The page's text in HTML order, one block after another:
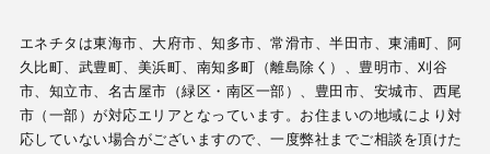
エネチタは東海市、大府市、知多市、常滑市、半田市、東浦町、阿
久比町、武豊町、美浜町、南知多町（離島除く）、豊明市、刈谷
市、知立市、名古屋市（緑区・南区一部）、豊田市、安城市、西尾
市（一部）が対応エリアとなっています。お住まいの地域により対
応していない場合がございますので、一度弊社までご相談を頂けた